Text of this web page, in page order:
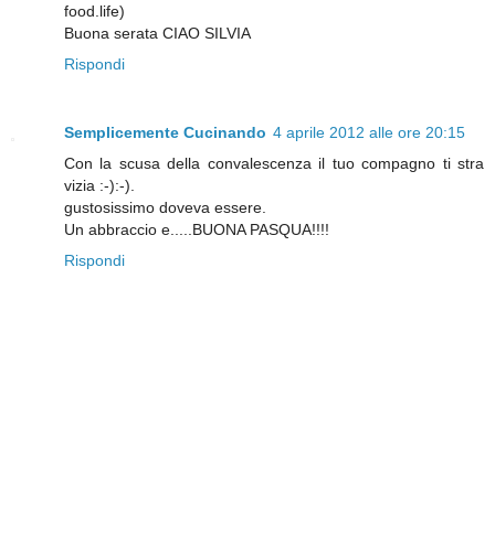
food.life)
Buona serata CIAO SILVIA
Rispondi
Semplicemente Cucinando 4 aprile 2012 alle ore 20:15
Con la scusa della convalescenza il tuo compagno ti stra
vizia :-):-).
gustosissimo doveva essere.
Un abbraccio e.....BUONA PASQUA!!!!
Rispondi